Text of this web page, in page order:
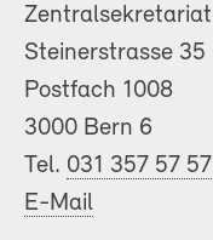
Zentralsekretariat
Steinerstrasse 35
Postfach 1008
3000 Bern 6
Tel. 031 357 57 57
E-Mail